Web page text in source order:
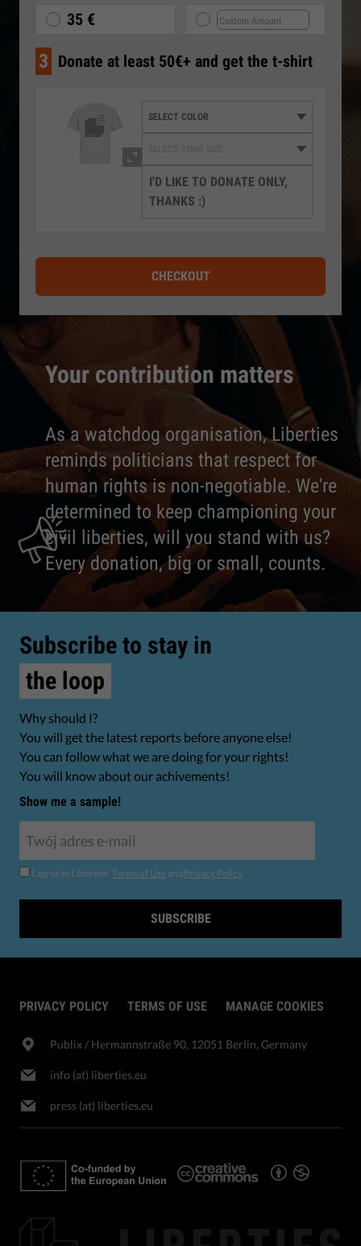
Your contribution matters
As a watchdog organisation, Liberties
reminds politicians that respect for
human rights is non-negotiable. We're
determined to keep championing your
civil liberties, will you stand with us?
Every donation, big or small, counts.
35 €
3 Donate at least 50€+ and get the t-shirt
I'D LIKE TO DONATE ONLY,
THANKS :)
CHECKOUT
Subscribe to stay in
the loop
Why should I?
You will get the latest reports before anyone else!
You can follow what we are doing for your rights!
You will know about our achivements!
Show me a sample!
I agree to Liberties' Terms of Use andPrivacy Policy.
SUBSCRIBE
PRIVACY POLICY TERMS OF USE MANAGE COOKIES
Publix​ / Hermannstraße 90, 12051 Berlin, Germany
info (at) liberties.eu
press (at) liberties.eu